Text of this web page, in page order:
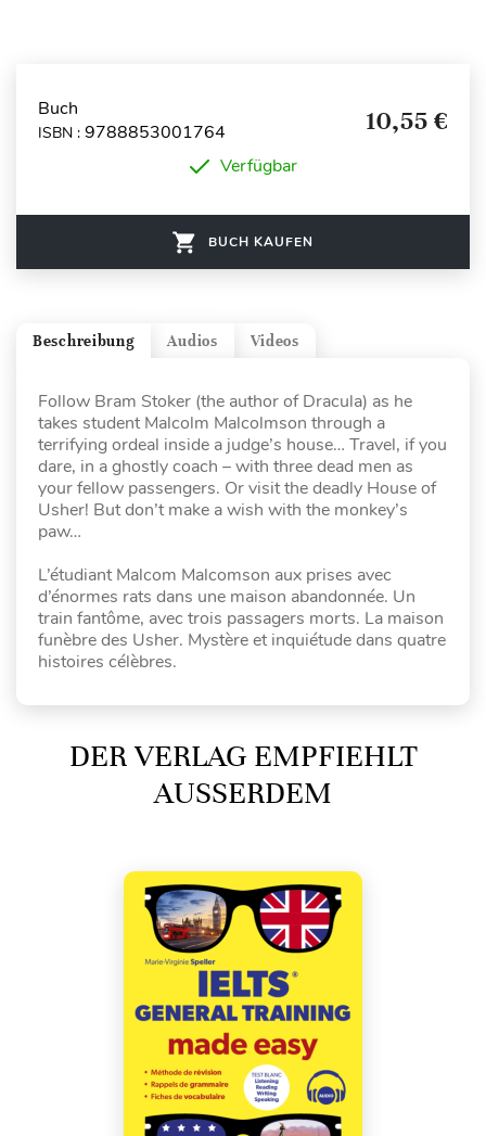
Buch
ISBN : 9788853001764 10,55 €
Verfügbar
BUCH KAUFEN
Videos
Audios
Beschreibung
Follow Bram Stoker (the author of Dracula) as he
takes student Malcolm Malcolmson through a
terrifying ordeal inside a judge’s house… Travel, if you
dare, in a ghostly coach – with three dead men as
your fellow passengers. Or visit the deadly House of
Usher! But don’t make a wish with the monkey’s
paw…
L’étudiant Malcom Malcomson aux prises avec
d’énormes rats dans une maison abandonnée. Un
train fantôme, avec trois passagers morts. La maison
funèbre des Usher. Mystère et inquiétude dans quatre
histoires célèbres.
DER VERLAG EMPFIEHLT
AUSSERDEM